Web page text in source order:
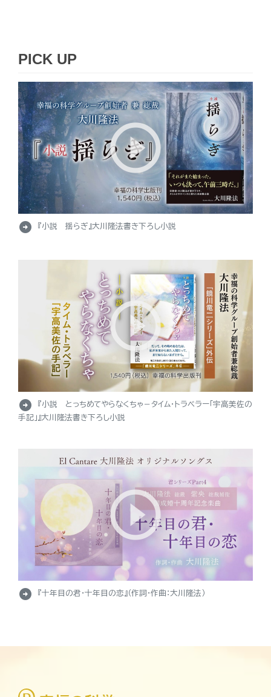
PICK UP
arrow_circle_right 『小説 揺らぎ』大川隆法書き下ろし小説
arrow_circle_right
『小説 とっちめてやらなくちゃ－タイム・トラベラー「宇高美佐の
手記」』大川隆法書き下ろし小説
arrow_circle_right 『十年目の君・十年目の恋』（作詞・作曲：大川隆法）